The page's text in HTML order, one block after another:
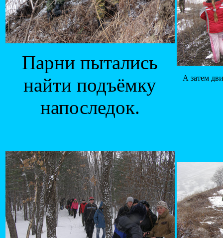
Парни пытались
найти подъёмку
напоследок.
А затем